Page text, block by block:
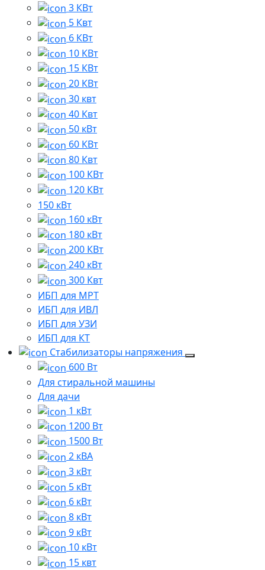
3 КВт
5 Квт
6 КВт
10 КВт
15 КВт
20 КВт
30 квт
40 Квт
50 кВт
60 КВт
80 Квт
100 КВт
120 КВт
150 кВт
160 кВт
180 кВт
200 КВт
240 кВт
300 Квт
ИБП для МРТ
ИБП для ИВЛ
ИБП для УЗИ
ИБП для КТ
Стабилизаторы напряжения
600 Вт
Для стиральной машины
Для дачи
1 кВт
1200 Вт
1500 Вт
2 кВА
3 кВт
5 кВт
6 кВт
8 кВт
9 кВт
10 кВт
15 квт